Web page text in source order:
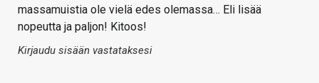
massamuistia ole vielä edes olemassa… Eli lisää
nopeutta ja paljon! Kitoos!
Kirjaudu sisään vastataksesi